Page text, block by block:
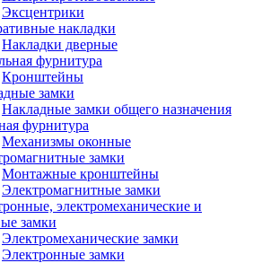
Эксцентрики
накладки
Накладки дверные
фурнитура
Кронштейны
замки
Накладные замки общего назначения
фурнитура
Механизмы оконные
замки
Монтажные кронштейны
Электромагнитные замки
электромеханические и
замки
Электромеханические замки
Электронные замки